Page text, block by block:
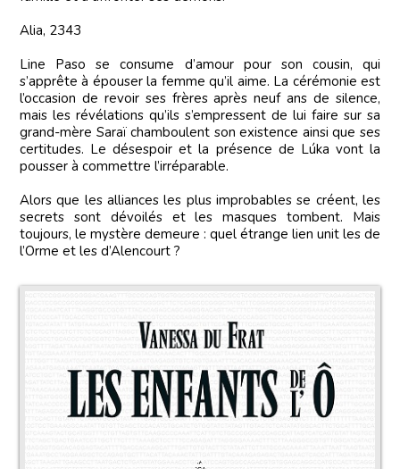
Alia, 2343
Line Paso se consume d’amour pour son cousin, qui
s’apprête à épouser la femme qu’il aime. La cérémonie est
l’occasion de revoir ses frères après neuf ans de silence,
mais les révélations qu’ils s’empressent de lui faire sur sa
grand-mère Saraï chamboulent son existence ainsi que ses
certitudes. Le désespoir et la présence de Lúka vont la
pousser à commettre l’irréparable.
Alors que les alliances les plus improbables se créent, les
secrets sont dévoilés et les masques tombent. Mais
toujours, le mystère demeure : quel étrange lien unit les de
l’Orme et les d’Alencourt ?